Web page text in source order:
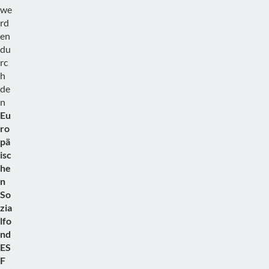
we
rd
en
du
rc
h
de
n
Eu
ro
pä
isc
he
n
So
zia
lfo
nd
ES
F